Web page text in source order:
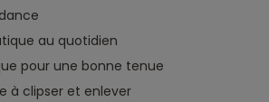
au quotidien
pour une bonne tenue
à clipser et enlever